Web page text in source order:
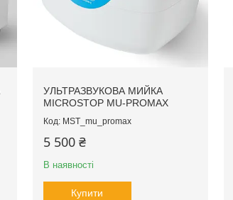
УЛЬТРАЗВУКОВА МИЙКА
MICROSTOP MU-PROMAX
MST_mu_promax
5 500 ₴
В наявності
Купити